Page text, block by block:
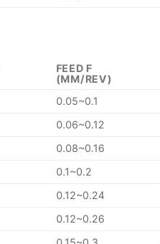
FEED F
(MM/REV)
0.05~0.1
0.06~0.12
0.08~0.16
0.1~0.2
0.12~0.24
0.12~0.26